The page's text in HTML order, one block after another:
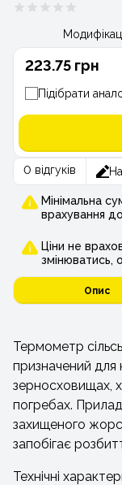
223.75 грн
Підібрати
0 відгуків
Мінімальна
врахування
Ціни не
змінюватись,
Опис
Термометр
призначений
зерносховищах,
погребах. Прилад
захищеного
запобігає
Технічні